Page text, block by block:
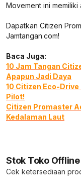
Movement ini
Dapatkan Citizen
Jamtangan.com!
Baca Juga:
10 Jam Tangan
Apapun Jadi Daya
10 Citizen Eco-
Pilot!
Citizen Promaster
Kedalaman Laut
Stok Toko Offline
Cek ketersediaan